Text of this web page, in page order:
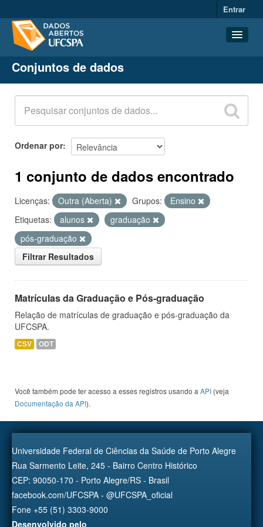
Entrar
Conjuntos de dados
Organizações
Grupos
Sobre
Conjuntos de dados
Ordenar por
1 conjunto de dados encontrado
Licenças: Outra (Aberta) Grupos:
Ensino
Etiquetas:
alunos
graduação
pós-graduação
Filtrar Resultados
Matrículas da Graduação e Pós-graduação
Relação de matrículas de graduação e pós-graduação da
UFCSPA.
CSV ODT
Você também pode ter acesso a esses registros usando a API (veja
Documentação da API).
Universidade Federal de Ciências da Saúde de Porto Alegre
Rua Sarmento Leite, 245 - Bairro Centro Histórico
CEP: 90050-170 - Porto Alegre/RS - Brasil
facebook.com/UFCSPA - @UFCSPA_oficial
Fone +55 (51) 3303-9000
Desenvolvido pelo